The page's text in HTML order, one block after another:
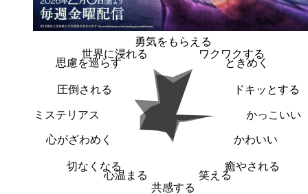
勇気をもらえる
ワクワクする
ときめく
ドキッとする
かっこいい
かわいい
癒やされる
笑える
共感する
心温まる
切なくなる
心がざわめく
ミステリアス
圧倒される
思慮を巡らす
世界に浸れる